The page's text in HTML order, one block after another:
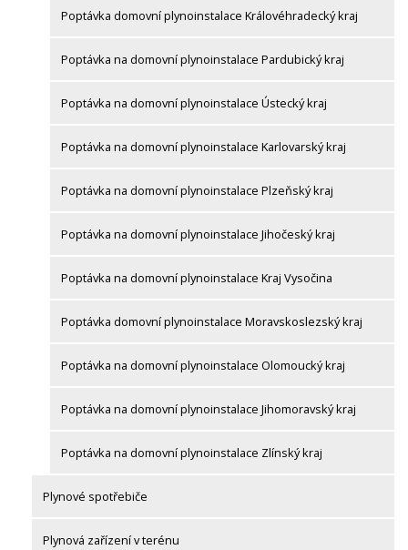
Poptávka domovní plynoinstalace Královéhradecký kraj
Poptávka na domovní plynoinstalace Pardubický kraj
Poptávka na domovní plynoinstalace Ústecký kraj
Poptávka na domovní plynoinstalace Karlovarský kraj
Poptávka na domovní plynoinstalace Plzeňský kraj
Poptávka na domovní plynoinstalace Jihočeský kraj
Poptávka na domovní plynoinstalace Kraj Vysočina
Poptávka domovní plynoinstalace Moravskoslezský kraj
Poptávka na domovní plynoinstalace Olomoucký kraj
Poptávka na domovní plynoinstalace Jihomoravský kraj
Poptávka na domovní plynoinstalace Zlínský kraj
Plynové spotřebiče
Plynová zařízení v terénu